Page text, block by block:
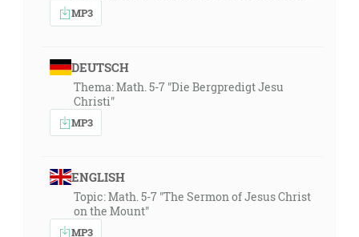
MP3
DEUTSCH
Thema: Math. 5-7 "Die Bergpredigt Jesu
Christi"
MP3
ENGLISH
Topic: Math. 5-7 "The Sermon of Jesus Christ
on the Mount"
MP3